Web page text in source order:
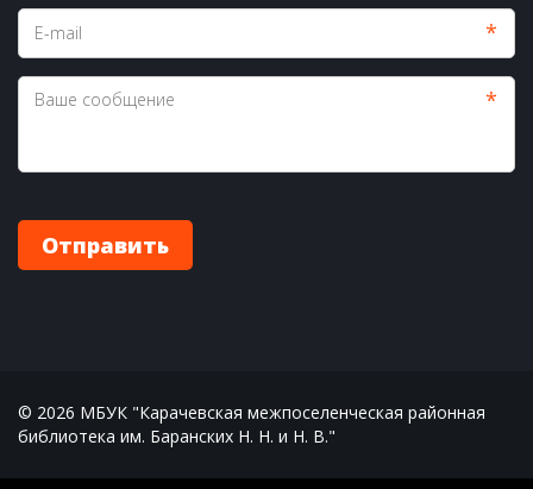
*
*
Отправить
© 2026 МБУК "Карачевская межпоселенческая районная
библиотека им. Баранских Н. Н. и Н. В."